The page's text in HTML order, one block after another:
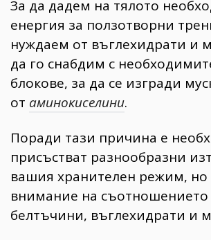
За да дадем на тялото
енергия за ползотворни
нуждаем от въглехидрати и
да го снабдим с
блокове, за да се изгради
от аминокиселини.
Поради тази причина е
присъстват разнообразни
вашия хранителен режим, но
внимание на
белтъчини, въглехидрати и